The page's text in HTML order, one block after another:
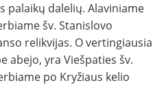
palaikų dalelių. Alaviniame
šv. Stanislovo
relikvijas. O vertingiausia
abejo, yra Viešpaties šv.
po Kryžiaus kelio